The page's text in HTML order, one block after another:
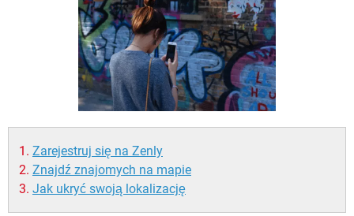
Zarejestruj się na Zenly
Znajdź znajomych na mapie
Jak ukryć swoją lokalizację